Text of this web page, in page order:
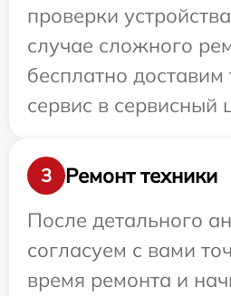
проверки
случае сложного
бесплатно доставим
сервис в сервисный
3
Ремонт техники
После детального
согласуем с вами
время ремонта и